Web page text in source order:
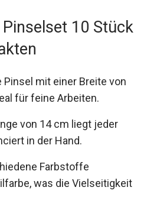
Pinselset 10 Stück
Pinsel mit einer Breite von
für feine Arbeiten.
von 14 cm liegt jeder
in der Hand.
Farbstoffe
was die Vielseitigkeit